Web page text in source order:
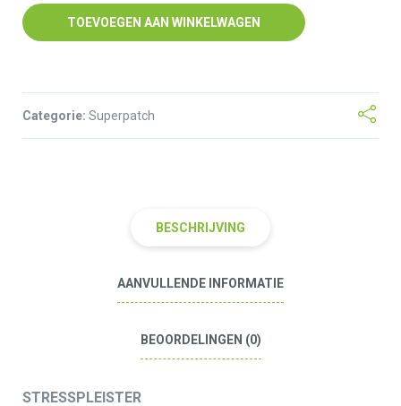
TOEVOEGEN AAN WINKELWAGEN
Categorie: Superpatch
BESCHRIJVING
AANVULLENDE INFORMATIE
BEOORDELINGEN (0)
STRESSPLEISTER